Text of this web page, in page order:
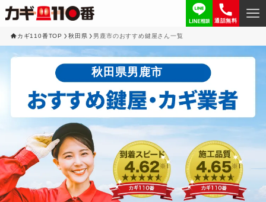
通話無料
カギ110番TOP 秋田県 男鹿市のおすすめ鍵屋さん一覧
秋田県男鹿市